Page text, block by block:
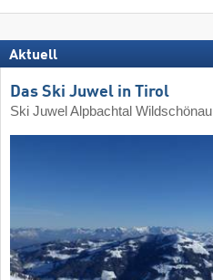
Aktuell
Das Ski Juwel in Tirol
Ski Juwel Alpbachtal Wildschönau